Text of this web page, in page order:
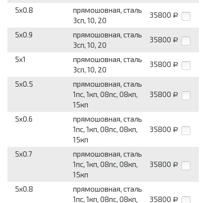
5x0.8
прямошовная, сталь
3сп, 10, 20
35800 Р
5x0.9
прямошовная, сталь
3сп, 10, 20
35800 Р
5x1
прямошовная, сталь
3сп, 10, 20
35800 Р
5x0.5
прямошовная, сталь
1пс, 1кп, 08пс, 08кп,
15кп
35800 Р
5x0.6
прямошовная, сталь
1пс, 1кп, 08пс, 08кп,
15кп
35800 Р
5x0.7
прямошовная, сталь
1пс, 1кп, 08пс, 08кп,
15кп
35800 Р
5x0.8
прямошовная, сталь
1пс, 1кп, 08пс, 08кп,
35800 Р